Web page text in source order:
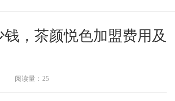
，茶颜悦色加盟费用及
阅读量：25